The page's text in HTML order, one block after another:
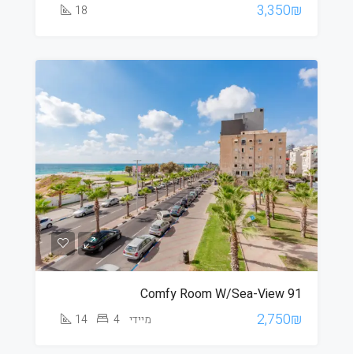
3,350₪
18
Comfy Room W/Sea-View 91
2,750₪ מיידי 4
14